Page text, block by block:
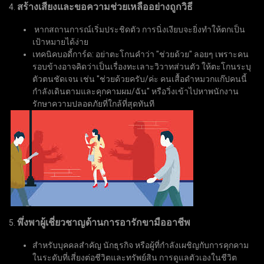
4. สร้างเสียงและขอความช่วยเหลืออย่างถูกวิธี
หากสถานการณ์เริ่มประชิดตัว การนิ่งเงียบจะยิ่งทำให้ตกเป็น
เป้าหมายได้ง่าย
เทคนิคบอดี้การ์ด: อย่าตะโกนคำว่า "ช่วยด้วย" ลอยๆ เพราะคน
รอบข้างอาจคิดว่าเป็นเรื่องทะเลาะวิวาทส่วนตัว ให้ตะโกนระบุ
ตัวตนชัดเจน เช่น "ช่วยด้วยครับ/ค่ะ คนเสื้อดำหมวกแก๊ปคนนี้
กำลังเดินตามและคุกคามผม/ฉัน" หรือวิ่งเข้าไปหาพนักงาน
รักษาความปลอดภัยที่ใกล้ที่สุดทันที
5. พึ่งพาผู้เชี่ยวชาญด้านการอารักขามืออาชีพ
สำหรับบุคคลสำคัญ นักธุรกิจ หรือผู้ที่กำลังเผชิญกับการคุกคาม
ในระดับที่เสี่ยงต่อชีวิตและทรัพย์สิน การดูแลตัวเองในชีวิต